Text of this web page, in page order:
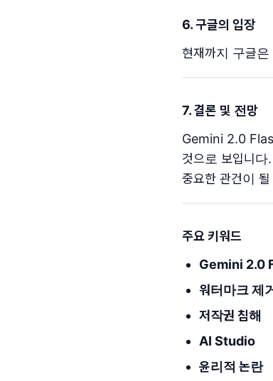
6. 구글의 입장
현재까지 구글
7. 결론 및 전망
Gemini 2.0
것으로 보입니다
중요한 관건이 될
주요 키워드
Gemini 2.0
워터마크 제
저작권 침해
AI Studio
윤리적 논란